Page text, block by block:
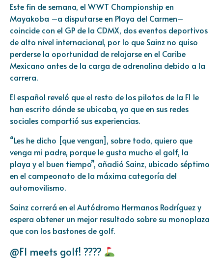
Este fin de semana, el WWT Championship en
Mayakoba –a disputarse en Playa del Carmen–
coincide con el GP de la CDMX, dos eventos deportivos
de alto nivel internacional, por lo que Sainz no quiso
perderse la oportunidad de relajarse en el Caribe
Mexicano antes de la carga de adrenalina debido a la
carrera.
El español reveló que el resto de los pilotos de la F1 le
han escrito dónde se ubicaba, ya que en sus redes
sociales compartió sus experiencias.
“Les he dicho [que vengan], sobre todo, quiero que
venga mi padre, porque le gusta mucho el golf, la
playa y el buen tiempo”, añadió Sainz, ubicado séptimo
en el campeonato de la máxima categoría del
automovilismo.
Sainz correrá en el Autódromo Hermanos Rodríguez y
espera obtener un mejor resultado sobre su monoplaza
que con los bastones de golf.
@F1 meets golf! ????